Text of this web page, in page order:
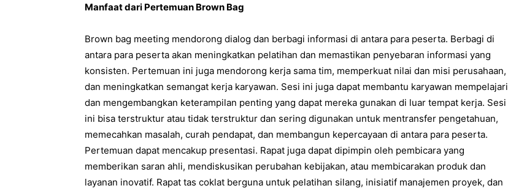
Manfaat dari Pertemuan Brown Bag
Brown bag meeting mendorong dialog dan berbagi informasi di antara para peserta. Berbagi di
antara para peserta akan meningkatkan pelatihan dan memastikan penyebaran informasi yang
konsisten. Pertemuan ini juga mendorong kerja sama tim, memperkuat nilai dan misi perusahaan,
dan meningkatkan semangat kerja karyawan. Sesi ini juga dapat membantu karyawan mempelajari
dan mengembangkan keterampilan penting yang dapat mereka gunakan di luar tempat kerja. Sesi
ini bisa terstruktur atau tidak terstruktur dan sering digunakan untuk mentransfer pengetahuan,
memecahkan masalah, curah pendapat, dan membangun kepercayaan di antara para peserta.
Pertemuan dapat mencakup presentasi. Rapat juga dapat dipimpin oleh pembicara yang
memberikan saran ahli, mendiskusikan perubahan kebijakan, atau membicarakan produk dan
layanan inovatif. Rapat tas coklat berguna untuk pelatihan silang, inisiatif manajemen proyek, dan